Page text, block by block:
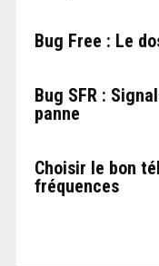
Bug Free : Le
Bug SFR :
panne
Choisir le bon
fréquences